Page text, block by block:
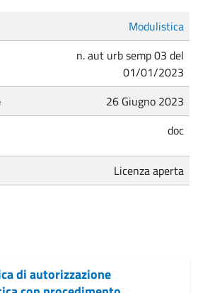
Modulistica
n. aut urb semp 03 del
01/01/2023
26 Giugno 2023
doc
Licenza aperta
di autorizzazione